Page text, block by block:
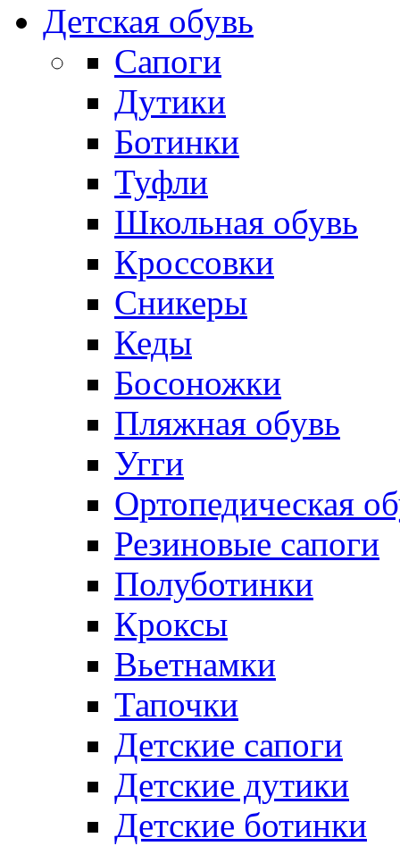
Детская обувь
Сапоги
Дутики
Ботинки
Туфли
Школьная обувь
Кроссовки
Сникеры
Кеды
Босоножки
Пляжная обувь
Угги
Ортопедическая
Резиновые сапоги
Полуботинки
Кроксы
Вьетнамки
Тапочки
Детские сапоги
Детские дутики
Детские ботинки